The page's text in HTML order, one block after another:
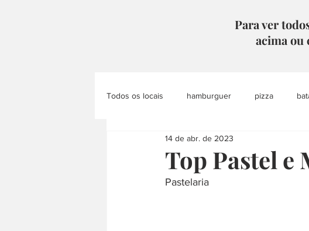
Para ver
acima ou
Todos os locais hamburguer pizza
doce eventos
culinária internacional
Top Pastel e
14 de abr. de 2023
Pastelaria